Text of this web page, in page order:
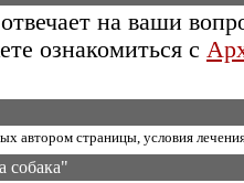
на ваши
ознакомиться с
автором страницы, условия
собака"